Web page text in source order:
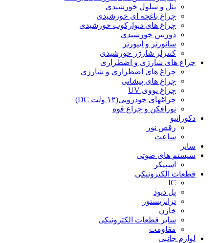
پنل و سلول خورشیدی
چراغ باغچه ای خورشیدی
چراغ های دیوارکوب خورشیدی
دوربین خورشیدی
سانورتر و اینورتر
کنترلر شارژر خورشیدی
چراغ های شارژی و اضطراری
چراغ های اضطراری و شارژی
چراغ های پیشانی
چراغ یووی UV
چراغهای خودرویی(۱۲ ولت DC)
نورافکن و چراغ قوه
دکوراتیو
رقص نور
ساعت
سایر
سیستم های صوتی
اسپیکر
قطعات الکترونیکی
IC
پل دیود
ترانزیستور
خازن
سایر قطعات الکترونیکی
مقاومت
لوازم جانبی